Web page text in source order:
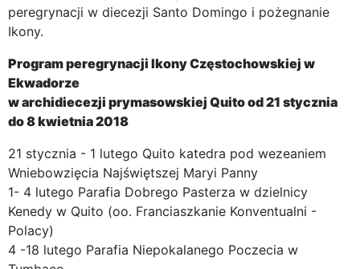
peregrynacji w diecezji Santo Domingo i pożegnanie
Ikony.
Program peregrynacji Ikony Częstochowskiej w
Ekwadorze
w archidiecezji prymasowskiej Quito od 21 stycznia
do 8 kwietnia 2018
21 stycznia - 1 lutego Quito katedra pod wezeaniem
Wniebowzięcia Najświętszej Maryi Panny
1- 4 lutego Parafia Dobrego Pasterza w dzielnicy
Kenedy w Quito (oo. Franciaszkanie Konventualni -
Polacy)
4 -18 lutego Parafia Niepokalanego Poczecia w